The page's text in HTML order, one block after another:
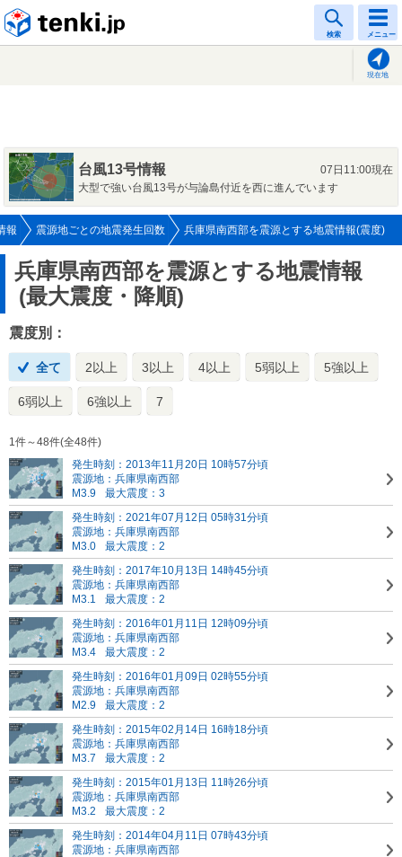
検索 メニュー
現在地
台風13号情報
07日11:00現在
大型で強い台風13号が与論島付近を西に進んでいます
報 震源地ごとの地震発生回数 兵庫県南西部を震源とする地震情報(震度)
兵庫県南西部を震源とする地震情報
(最大震度・降順)
震度別：
全て 2以上 3以上 4以上 5弱以上 5強以上
6弱以上 6強以上 7
1件～48件(全48件)
発生時刻：2013年11月20日 10時57分頃
震源地：兵庫県南西部
M3.9
最大震度：3
発生時刻：2021年07月12日 05時31分頃
震源地：兵庫県南西部
M3.0
最大震度：2
発生時刻：2017年10月13日 14時45分頃
震源地：兵庫県南西部
M3.1
最大震度：2
発生時刻：2016年01月11日 12時09分頃
震源地：兵庫県南西部
M3.4
最大震度：2
発生時刻：2016年01月09日 02時55分頃
震源地：兵庫県南西部
M2.9
最大震度：2
発生時刻：2015年02月14日 16時18分頃
震源地：兵庫県南西部
M3.7
最大震度：2
発生時刻：2015年01月13日 11時26分頃
震源地：兵庫県南西部
M3.2
最大震度：2
発生時刻：2014年04月11日 07時43分頃
震源地：兵庫県南西部